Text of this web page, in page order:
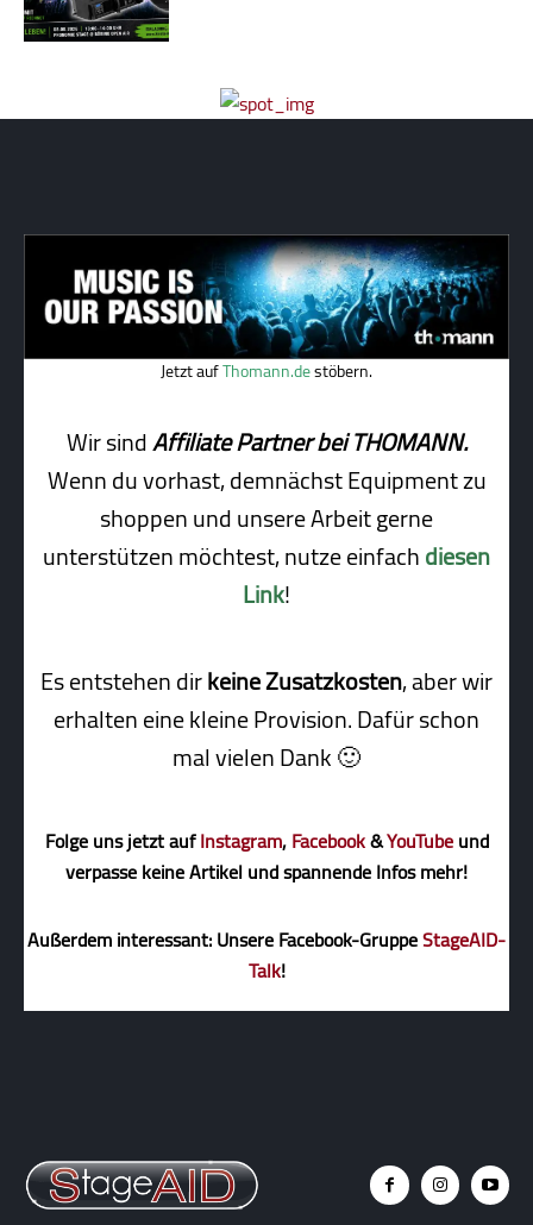
Jetzt aufThomann.destöbern.
Wir sindAffiliate Partner bei THOMANN.
Wenn du vorhast, demnächst Equipment zu
shoppen und unsere Arbeit gerne
unterstützen möchtest, nutze einfachdiesen
Link!
Es entstehen dirkeine Zusatzkosten, aber wir
erhalten eine kleine Pro­vi­sion. Dafür schon
mal vielen Dank 🙂
Folge uns jetzt aufInstagram,Facebook&YouTubeund
verpasse keine Artikel und spannende Infos mehr!
Außerdem interessant: Unsere Facebook-GruppeStageAID-
Talk!